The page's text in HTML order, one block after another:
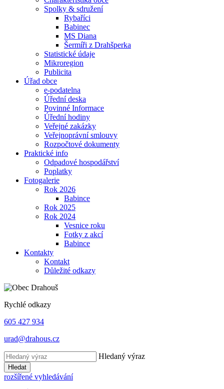
Spolky & sdružení
Rybaříci
Babinec
MS Diana
Šermíři z Drahšperka
Statistické údaje
Mikroregion
Publicita
Úřad obce
e-podatelna
Úřední deska
Povinné Informace
Úřední hodiny
Veřejné zakázky
Veřejnoprávní smlouvy
Rozpočtové dokumenty
Praktické info
Odpadové hospodářství
Poplatky
Fotogalerie
Rok 2026
Babince
Rok 2025
Rok 2024
Vesnice roku
Fotky z akcí
Babince
Kontakty
Kontakt
Důležité odkazy
Rychlé odkazy
605 427 934
urad@drahous.cz
Hledaný výraz
Hledat
rozšířené vyhledávání